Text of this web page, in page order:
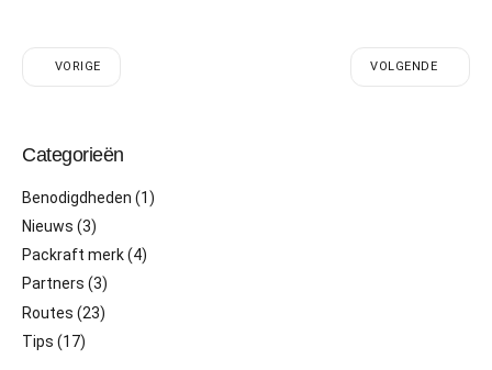
VORIGE VOLGENDE
Categorieën
Benodigdheden (1)
Nieuws (3)
Packraft merk(4)
Partners (3)
Routes (23)
Tips (17)